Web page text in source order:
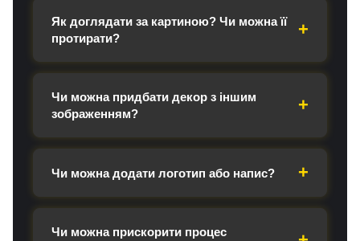
Як доглядати за картиною? Чи можна її
протирати?
Чи можна придбати декор з іншим
зображенням?
Чи можна додати логотип або напис?
Чи можна прискорити процес